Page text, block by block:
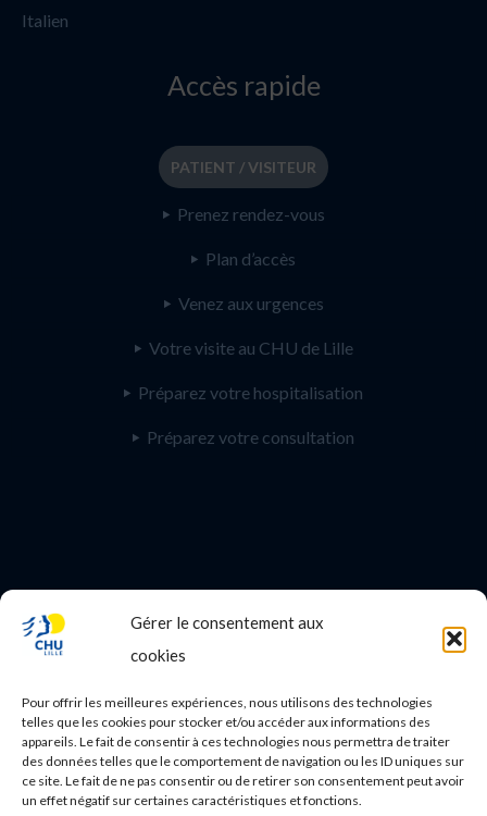
Gérer le consentement aux
cookies
Pour offrir les meilleures expériences, nous utilisons des technologies
telles que les cookies pour stocker et/ou accéder aux informations des
appareils. Le fait de consentir à ces technologies nous permettra de traiter
des données telles que le comportement de navigation ou les ID uniques sur
ce site. Le fait de ne pas consentir ou de retirer son consentement peut avoir
un effet négatif sur certaines caractéristiques et fonctions.
Italien
Accès rapide
PATIENT / VISITEUR
Prenez rendez-vous
Plan d’accès
Venez aux urgences
Votre visite au CHU de Lille
Préparez votre hospitalisation
Préparez votre consultation
PROFESSIONNEL DE SANTE
Nos essais cliniques
Ecoles paramédicales